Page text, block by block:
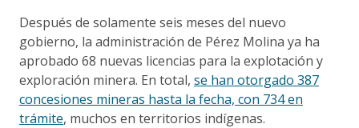
Después de solamente seis meses del nuevo
gobierno, la administración de Pérez Molina ya ha
aprobado 68 nuevas licencias para la explotación y
exploración minera. En total, se han otorgado 387
concesiones mineras hasta la fecha, con 734 en
trámite, muchos en territorios indígenas.